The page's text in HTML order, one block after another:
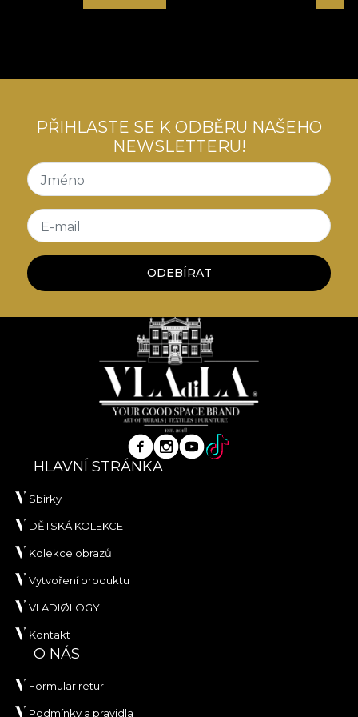
PŘIHLASTE SE K ODBĚRU NAŠEHO
NEWSLETTERU!
Jméno
E-mail
ODEBÍRAT
HLAVNÍ STRÁNKA
Sbírky
DĚTSKÁ KOLEKCE
Kolekce obrazů
Vytvoření produktu
VLADIØLOGY
Kontakt
O NÁS
Formular retur
Podmínky a pravidla